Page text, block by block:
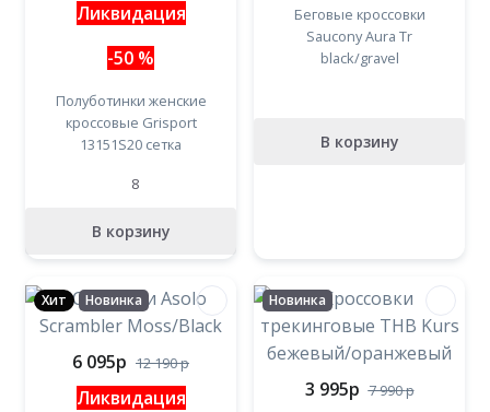
Ликвидация
-50 %
Полуботинки женские
кроссовые Grisport
13151S20 сетка
8
В корзину
Беговые кроссовки
Saucony Aura Tr
black/gravel
В корзину
Хит Новинка
6 095p 12 190p
Ликвидация
Новинка
3 995p 7 990p